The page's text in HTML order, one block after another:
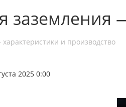
заземления
и производство
2025 0:00